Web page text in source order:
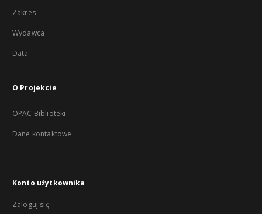
Zakres
Wydawca
Data
O Projekcie
OPAC Biblioteki
Dane kontaktowe
Konto użytkownika
Zaloguj się